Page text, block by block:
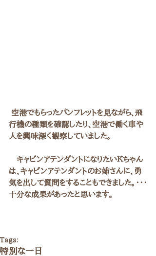
行機の種類を確認したり、空港で働く車や
人を興味深く観察していました。
キャビンアテンダントになりたいＫちゃん
は、キャビンアテンダントのお姉さんに、勇
気を出して質問をすることもできました。・・・
十分な成果があったと思います。
Tags:
特別な一日